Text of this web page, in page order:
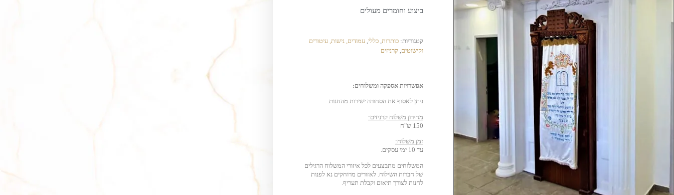
ביצוע וחומרים מעולים
קטגוריות: כותרות כללי עמודים, נישות, עיטורים
וקישוטים קרניזים
אפשרויות אספקה ומשלוחים:
ניתן לאסוף את הסחורה ישירות מהחנות.
מחירון משלוח קרניזים:
150 ש"ח
זמן משלוח:
עד 10 ימי עסקים.
המשלוחים מתבצעים לכל איזורי המשלוח הרגילים
של חברות השילוח. לאזורים מרוחקים נא לפנות
לחנות לצורך תיאום וקבלת תעריף.